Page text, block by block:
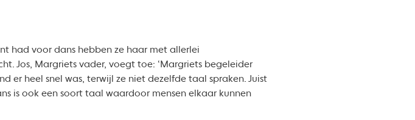
had voor dans hebben ze haar met allerlei
Jos, Margriets vader, voegt toe: ‘Margriets begeleider
er heel snel was, terwijl ze niet dezelfde taal spraken. Juist
is ook een soort taal waardoor mensen elkaar kunnen